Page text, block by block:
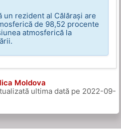
un rezident al Călărași are
de 98,52 procente
atmosferică la
Moldova
ultima dată pe 2022-09-